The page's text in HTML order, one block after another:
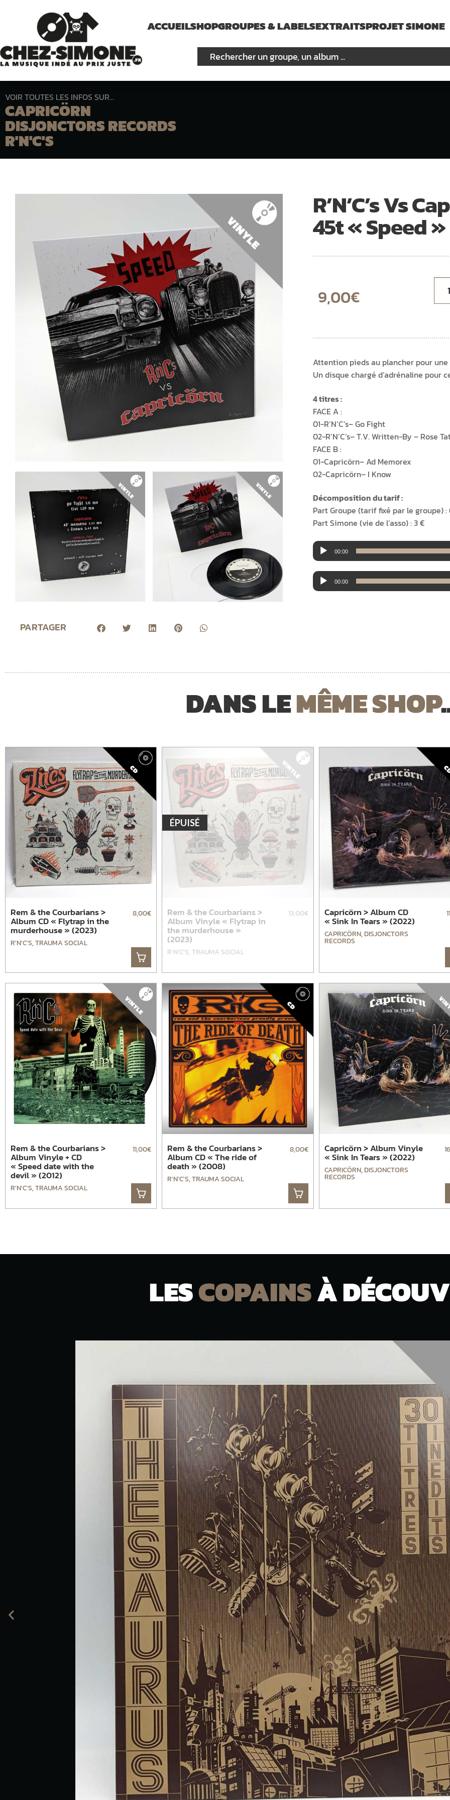
ACCUEILSHOPGROUPES & LABELSEXTRAITSPROJET SIMONE
VOIR TOUTES LES INFOS SUR...
CAPRICÖRN
DISJONCTORS RECORDS
R'N'C'S
PARTAGER
R’N’C’s Vs
45t « Speed
9,00€
Attention pieds au plancher pour
Un disque chargé d’adrénaline pour
4 titres :
FACE A :
01-R’N’C’s– Go Fight
02-R’N’C’s– T.V. Written-By – Rose
FACE B :
01-Capricörn– Ad Memorex
02-Capricörn– I Know
Décomposition du tarif :
Part Groupe (tarif fixé par le groupe) :
Part Simone (vie de l’asso) : 3 €
Lecteur
audio
00:00
Lecteur
audio
00:00
DANS LEMÊME SHOP
Rem & the Courbarians >
Album CD « Flytrap in the
murderhouse » (2023)
8,00€
R'N'C'S,TRAUMA SOCIAL
ÉPUISÉ
Rem & the Courbarians >
Album Vinyle « Flytrap in
the murderhouse »
(2023)
13,00€
R'N'C'S,TRAUMA SOCIAL
Capricörn > Album CD
« Sink In Tears » (2022)
CAPRICÖRN,DISJONCTORS
RECORDS
Rem & the Courbarians >
Album Vinyle + CD
« Speed date with the
devil » (2012)
11,00€
R'N'C'S,TRAUMA SOCIAL
Rem & the Courbarians >
Album CD « The ride of
death » (2008)
8,00€
R'N'C'S,TRAUMA SOCIAL
Capricörn > Album Vinyle
« Sink In Tears » (2022)
CAPRICÖRN,DISJONCTORS
RECORDS
LESCOPAINSÀ